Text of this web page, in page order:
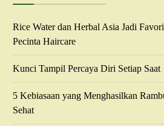
Rice Water dan Herbal Asia Jadi
Pecinta Haircare
Kunci Tampil Percaya Diri Setiap Saat
5 Kebiasaan yang Menghasilkan
Sehat